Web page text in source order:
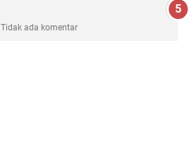
Tidak ada komentar